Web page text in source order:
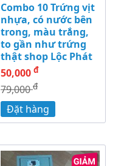
Combo 10 Trứng vịt
nhựa, có nước bên
trong, màu trắng,
to gần như trứng
thật shop Lộc Phát
50,000 đ
79,000đ
Đặt hàng